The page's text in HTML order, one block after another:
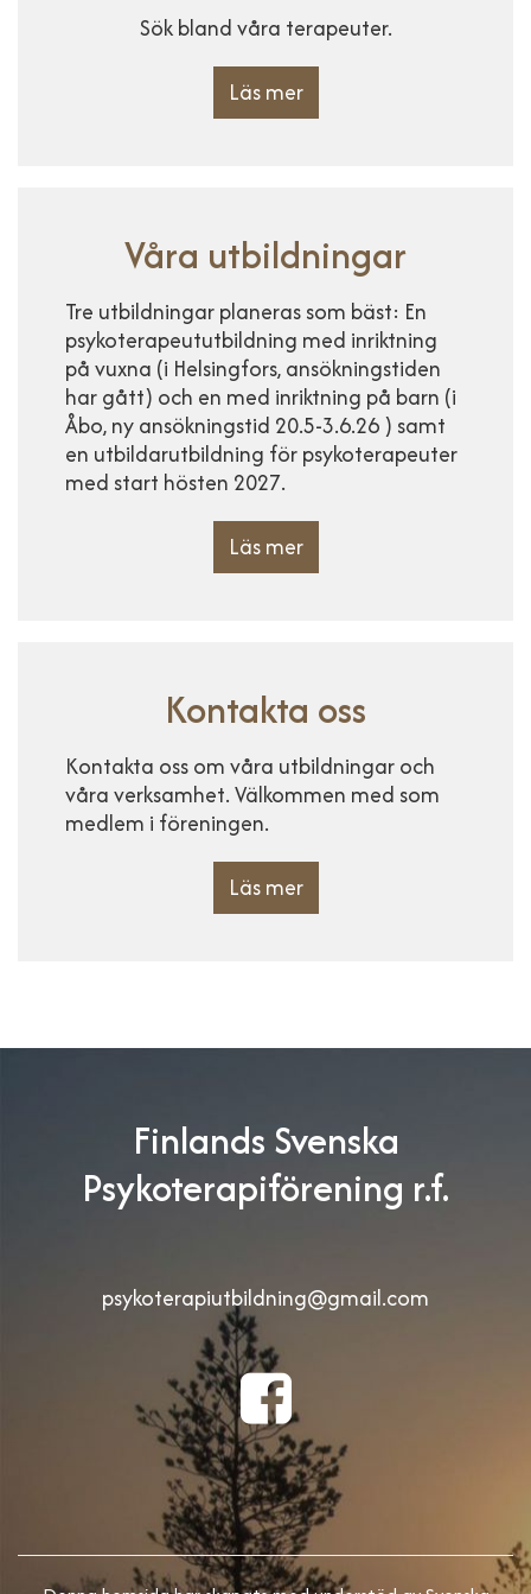
Sök bland våra terapeuter.
Läs mer
Våra utbildningar
Tre utbildningar planeras som bäst: En
psykoterapeututbildning med inriktning
på vuxna (i Helsingfors, ansökningstiden
har gått) och en med inriktning på barn (i
Åbo, ny ansökningstid 20.5-3.6.26 ) samt
en utbildarutbildning för psykoterapeuter
med start hösten 2027.
Läs mer
Kontakta oss
Kontakta oss om våra utbildningar och
våra verksamhet. Välkommen med som
medlem i föreningen.
Läs mer
Finlands Svenska
Psykoterapiförening r.f.
psykoterapiutbildning@gmail.com